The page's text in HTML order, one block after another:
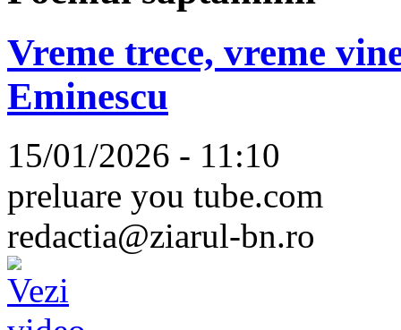
Vreme trece, vreme
Eminescu
15/01/2026 - 11:10
preluare you tube.com
redactia@ziarul-bn.ro